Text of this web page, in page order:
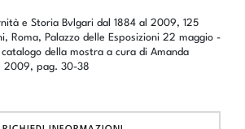
e Storia Bvlgari dal 1884 al 2009, 125
Roma, Palazzo delle Esposizioni 22 maggio -
della mostra a cura di Amanda
2009, pag. 30-38